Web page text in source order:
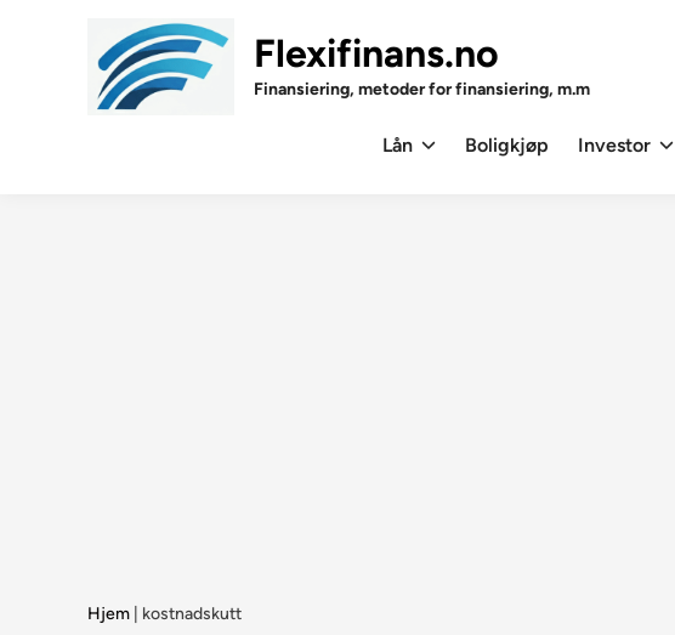
Flexifinans.no
Finansiering, metoder for finansiering, m.m
Lån Boligkjøp Investor
Hjem kostnadskutt